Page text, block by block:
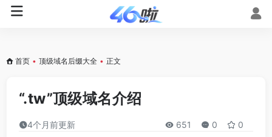
首页 • 顶级域名后缀大全 • 正文
“.tw”顶级域名介绍
4个月前更新 651 0 0